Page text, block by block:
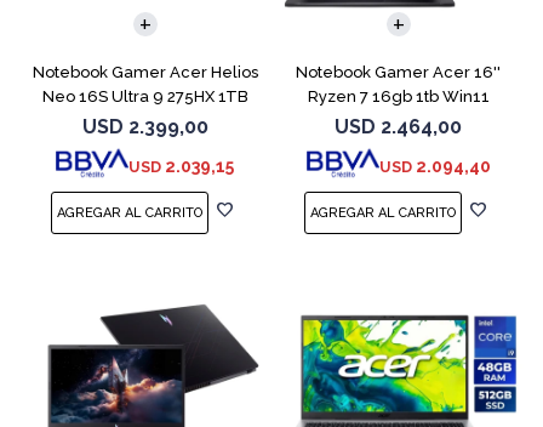
Notebook Gamer Acer Helios
Neo 16S Ultra 9 275HX 1TB
5060
USD 2.399,00
USD 2.039,15
Notebook Gamer Acer 16''
Ryzen 7 16gb 1tb Win11
Rtx5070
USD 2.464,00
USD 2.094,40